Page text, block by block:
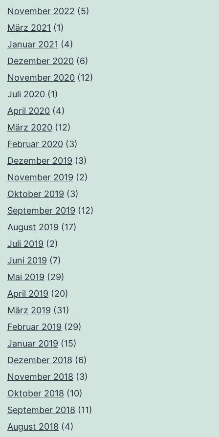
November 2022 (5)
März 2021 (1)
Januar 2021 (4)
Dezember 2020 (6)
November 2020 (12)
Juli 2020 (1)
April 2020 (4)
März 2020 (12)
Februar 2020 (3)
Dezember 2019 (3)
November 2019 (2)
Oktober 2019 (3)
September 2019 (12)
August 2019 (17)
Juli 2019 (2)
Juni 2019 (7)
Mai 2019 (29)
April 2019 (20)
März 2019 (31)
Februar 2019 (29)
Januar 2019 (15)
Dezember 2018 (6)
November 2018 (3)
Oktober 2018 (10)
September 2018 (11)
August 2018 (4)